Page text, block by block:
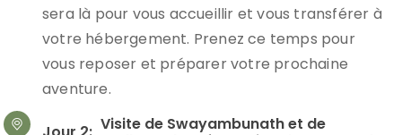
sera là pour vous accueillir et vous transférer à
votre hébergement. Prenez ce temps pour
vous reposer et préparer votre prochaine
aventure.
Visite de Swayambunath et de